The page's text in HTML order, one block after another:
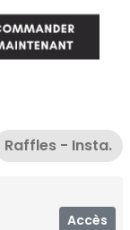
Raffles - Insta.
Accès